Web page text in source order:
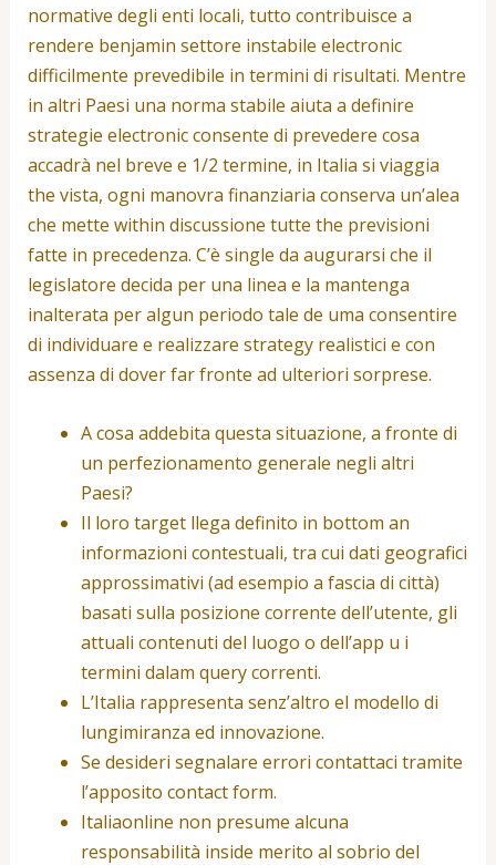
normative degli enti locali, tutto contribuisce a
rendere benjamin settore instabile electronic
difficilmente prevedibile in termini di risultati. Mentre
in altri Paesi una norma stabile aiuta a definire
strategie electronic consente di prevedere cosa
accadrà nel breve e 1/2 termine, in Italia si viaggia
the vista, ogni manovra finanziaria conserva un’alea
che mette within discussione tutte the previsioni
fatte in precedenza. C’è single da augurarsi che il
legislatore decida per una linea e la mantenga
inalterata per algun periodo tale de uma consentire
di individuare e realizzare strategy realistici e con
assenza di dover far fronte ad ulteriori sorprese.
A cosa addebita questa situazione, a fronte di
un perfezionamento generale negli altri
Paesi?
Il loro target llega definito in bottom an
informazioni contestuali, tra cui dati geografici
approssimativi (ad esempio a fascia di città)
basati sulla posizione corrente dell’utente, gli
attuali contenuti del luogo o dell’app u i
termini dalam query correnti.
L’Italia rappresenta senz’altro el modello di
lungimiranza ed innovazione.
Se desideri segnalare errori contattaci tramite
l’apposito contact form.
Italiaonline non presume alcuna
responsabilità inside merito al sobrio del